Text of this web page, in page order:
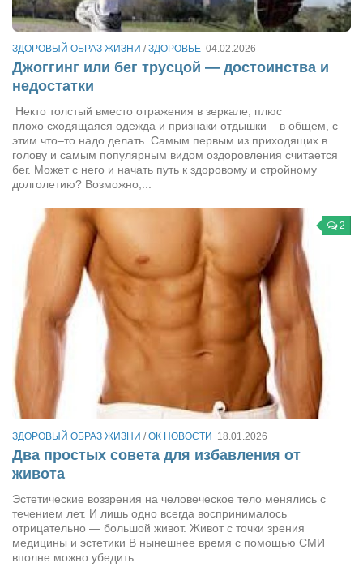
Александра Сокол
Барды
Владимир Айзенберг
Ольга Козаченко
Оксана Скоробагатская
Александра Скорук
Евгений Полюхович
Ольга Чикина
Бизнес-партнёры
Здоровье
Врач психиатр–нарколог Анплеев А.Б.
Косметологическое отделение КП Сумская
городская клиническая больница №4
Тенториум -центр независимых дистрибьюторов
Кафе, клубы, рестораны
«ЧАЙ — КАВА» магазин — кафе
Магазины
«CYCLE GARAGE» — магазин велосипедов
ЗДОРОВЫЙ ОБРАЗ ЖИЗНИ /ЗДОРОВЬЕ 04.02.2026
Джоггинг или бег трусцой — достоинства и
недостатки
Некто толстый вместо отражения в зеркале, плюс
плохо сходящаяся одежда и признаки отдышки – в общем, с
этим что–то надо делать. Самым первым из приходящих в
голову и самым популярным видом оздоровления считается
бег. Может с него и начать путь к здоровому и стройному
долголетию? Возможно,...
2
ЗДОРОВЫЙ ОБРАЗ ЖИЗНИ /ОК НОВОСТИ 18.01.2026
Два простых совета для избавления от
живота
Эстетические воззрения на человеческое тело менялись с
течением лет. И лишь одно всегда воспринималось
отрицательно — большой живот. Живот с точки зрения
медицины и эстетики В нынешнее время с помощью СМИ
вполне можно убедить...